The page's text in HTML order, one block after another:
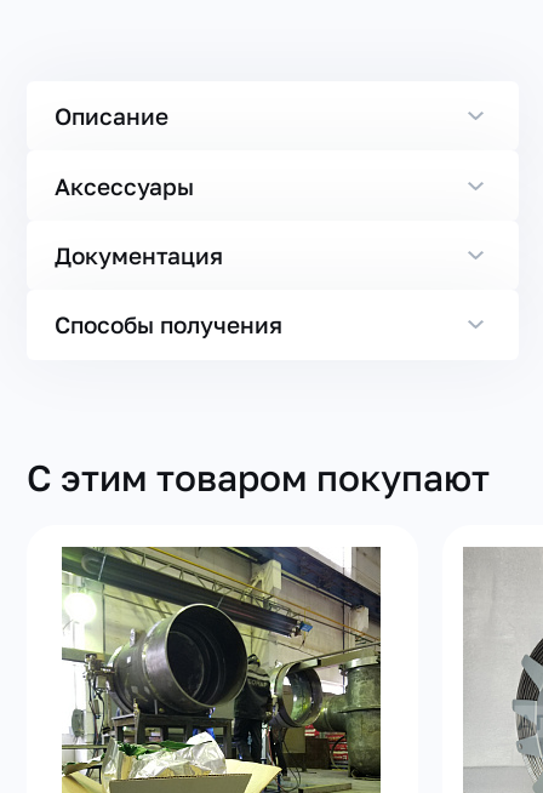
Описание
Аксессуары
Документация
Способы получения
С этим товаром покупают